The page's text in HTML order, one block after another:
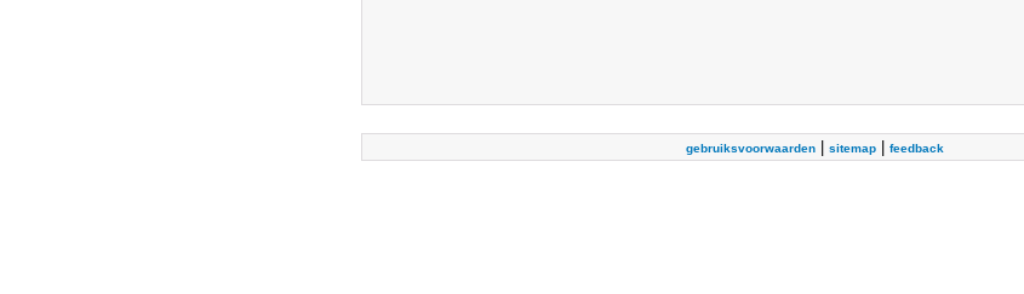
gebruiksvoorwaarden| sitemap| feedback